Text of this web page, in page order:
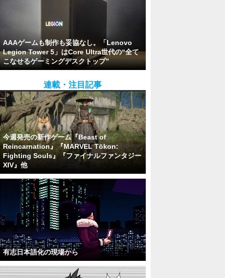
AAAゲームも制作も妥協なし。「Lenovo
Legion Tower 5」はCore Ultra世代の“全て
こなせるゲーミングデスクトップ”
連載・注目記事
今週発売の新作ゲーム『Beast of
Reincarnation』『MARVEL Tōkon:
Fighting Souls』『ファイナルファンタジー
XIV』他
有志日本語化の現場から